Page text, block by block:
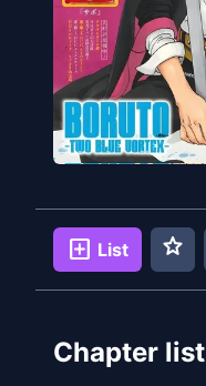
add_box List star
Chapter list